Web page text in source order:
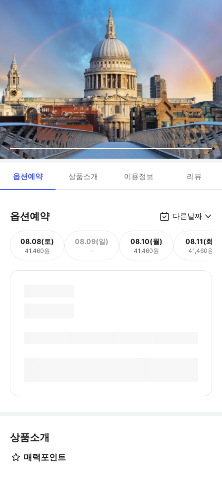
옵션예약 상품소개 이용정보 리뷰
옵션예약 다른날짜
08.08(토)
41,460원
08.09(일)
-
08.10(월)
41,460원
08.11(화)
41,460원
상품소개
매력포인트